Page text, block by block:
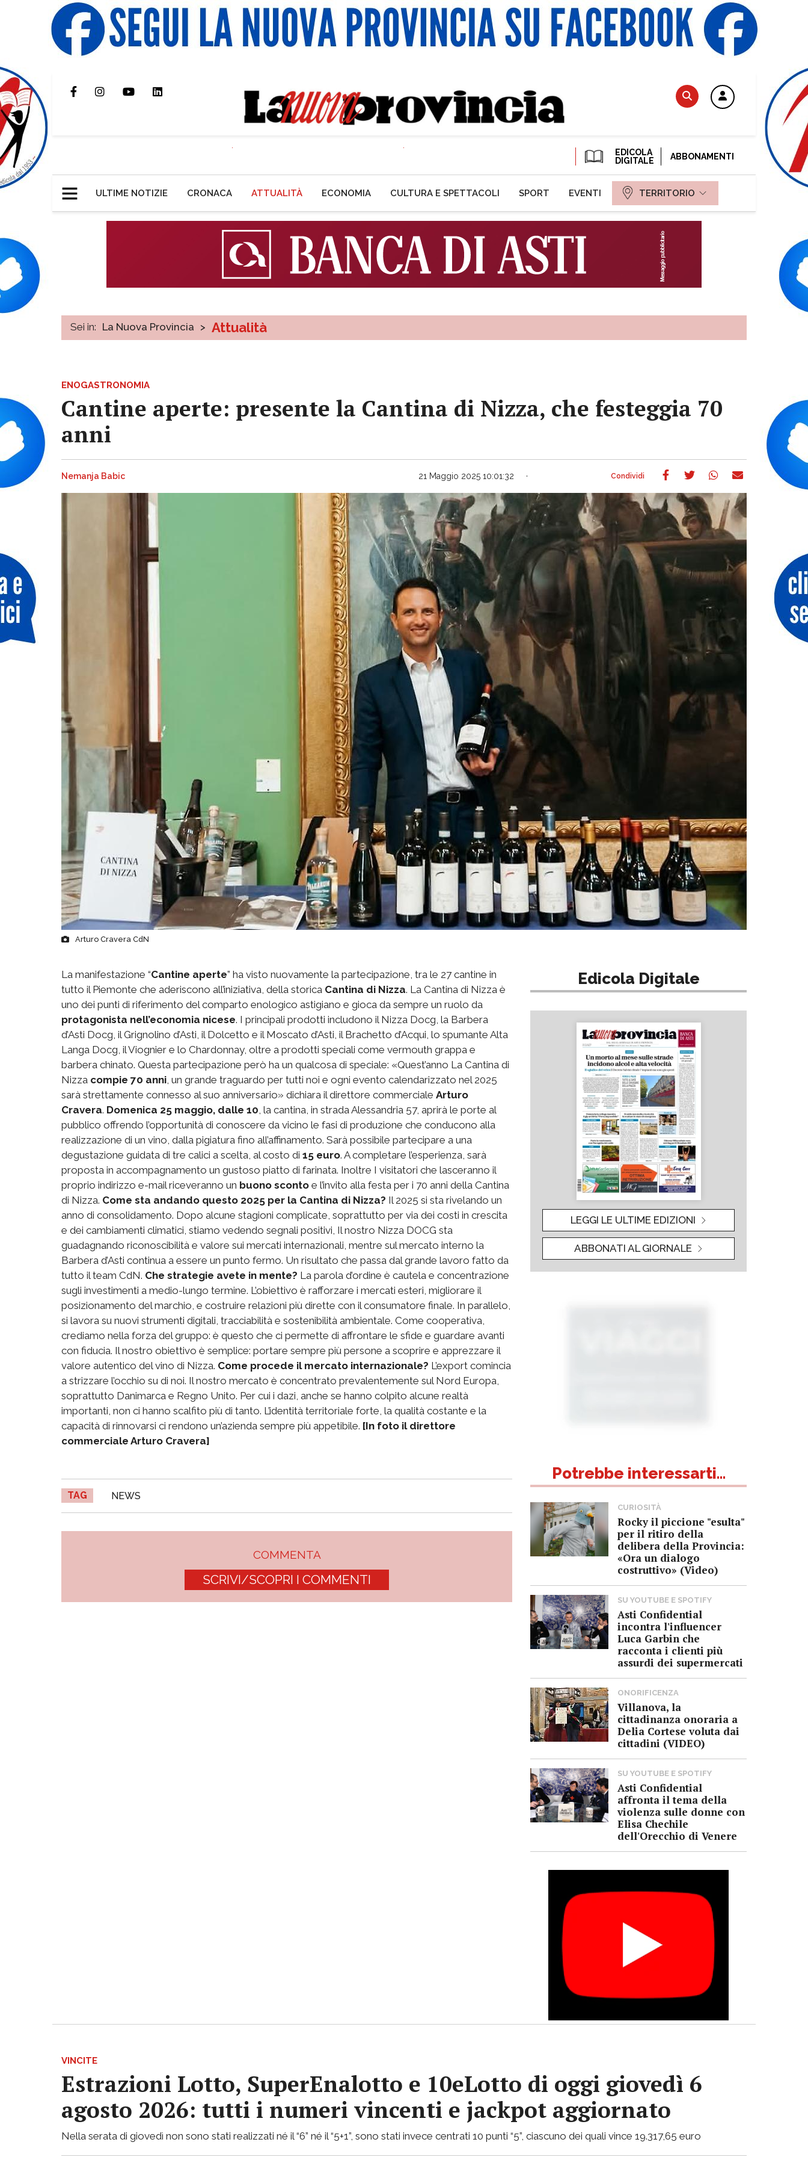
EDICOLA
DIGITALE
ABBONAMENTI
ULTIME NOTIZIE CRONACA ATTUALITÀ ECONOMIA CULTURA E SPETTACOLI SPORT EVENTI TERRITORIO
Sei in: La Nuova Provincia > Attualità
ENOGASTRONOMIA
Cantine aperte: presente la Cantina di Nizza, che festeggia 70
anni
Nemanja Babic 21 Maggio 2025 10:01:32
Arturo Cravera CdN
La manifestazione “Cantine aperte” ha visto nuovamente la partecipazione, tra le 27 cantine in
tutto il Piemonte che aderiscono all’iniziativa, della storica Cantina di Nizza. La Cantina di Nizza è
uno dei punti di riferimento del comparto enologico astigiano e gioca da sempre un ruolo da
protagonista nell’economia nicese. I principali prodotti includono il Nizza Docg, la Barbera
d’Asti Docg, il Grignolino d’Asti, il Dolcetto e il Moscato d’Asti, il Brachetto d’Acqui, lo spumante Alta
Langa Docg, il Viognier e lo Chardonnay, oltre a prodotti speciali come vermouth grappa e
barbera chinato. Questa partecipazione però ha un qualcosa di speciale: «Quest’anno La Cantina di
Nizza compie 70 anni , un grande traguardo per tutti noi e ogni evento calendarizzato nel 2025
sarà strettamente connesso al suo anniversario» dichiara il direttore commerciale Arturo
Cravera. Domenica 25 maggio, dalle 10 , la cantina, in strada Alessandria 57, aprirà le porte al
pubblico offrendo l’opportunità di conoscere da vicino le fasi di produzione che conducono alla
realizzazione di un vino, dalla pigiatura fino all’affinamento. Sarà possibile partecipare a una
degustazione guidata di tre calici a scelta, al costo di 15 euro. A completare l’esperienza, sarà
proposta in accompagnamento un gustoso piatto di farinata. Inoltre I visitatori che lasceranno il
proprio indirizzo e-mail riceveranno un buono sconto e l’invito alla festa per i 70 anni della Cantina
di Nizza. Come sta andando questo 2025 per la Cantina di Nizza? Il 2025 si sta rivelando un
anno di consolidamento. Dopo alcune stagioni complicate, soprattutto per via dei costi in crescita
e dei cambiamenti climatici, stiamo vedendo segnali positivi, Il nostro Nizza DOCG sta
guadagnando riconoscibilità e valore sui mercati internazionali, mentre sul mercato interno la
Barbera d’Asti continua a essere un punto fermo. Un risultato che passa dal grande lavoro fatto da
tutto il team CdN. Che strategie avete in mente? La parola d’ordine è cautela e concentrazione
sugli investimenti a medio-lungo termine. L’obiettivo è rafforzare i mercati esteri, migliorare il
posizionamento del marchio, e costruire relazioni più dirette con il consumatore finale. In parallelo,
si lavora su nuovi strumenti digitali, tracciabilità e sostenibilità ambientale. Come cooperativa,
crediamo nella forza del gruppo: è questo che ci permette di affrontare le sfide e guardare avanti
con fiducia. Il nostro obiettivo è semplice: portare sempre più persone a scoprire e apprezzare il
valore autentico del vino di Nizza. Come procede il mercato internazionale? L’export comincia
a strizzare l’occhio su di noi. Il nostro mercato è concentrato prevalentemente sul Nord Europa,
soprattutto Danimarca e Regno Unito. Per cui i dazi, anche se hanno colpito alcune realtà
importanti, non ci hanno scalfito più di tanto. L’identità territoriale forte, la qualità costante e la
capacità di rinnovarsi ci rendono un’azienda sempre più appetibile. [In foto il direttore
commerciale Arturo Cravera]
TAG NEWS
COMMENTA
SCRIVI/SCOPRI I COMMENTI
Edicola Digitale
LEGGI LE ULTIME EDIZIONI
ABBONATI AL GIORNALE
Potrebbe interessarti...
CURIOSITÀ
Rocky il piccione "esulta"
per il ritiro della
delibera della Provincia:
«Ora un dialogo
costruttivo» (Video)
SU YOUTUBE E SPOTIFY
Asti Confidential
incontra l'influencer
Luca Garbin che
racconta i clienti più
assurdi dei supermercati
ONORIFICENZA
Villanova, la
cittadinanza onoraria a
Delia Cortese voluta dai
cittadini (VIDEO)
SU YOUTUBE E SPOTIFY
Asti Confidential
affronta il tema della
violenza sulle donne con
Elisa Chechile
dell'Orecchio di Venere
VINCITE
Estrazioni Lotto, SuperEnalotto e 10eLotto di oggi giovedì 6
agosto 2026: tutti i numeri vincenti e jackpot aggiornato
Nella serata di giovedì non sono stati realizzati né il “6” né il “5+1”, sono stati invece centrati 10 punti “5”, ciascuno dei quali vince 19.317,65 euro